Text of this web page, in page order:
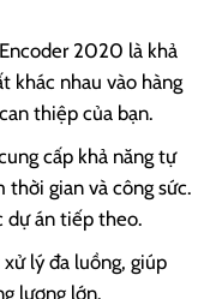
2020 là khả
khác nhau vào hàng
thiệp của bạn.
cấp khả năng tự
gian và công sức.
dự án tiếp theo.
lý đa luồng, giúp
lượng lớn.